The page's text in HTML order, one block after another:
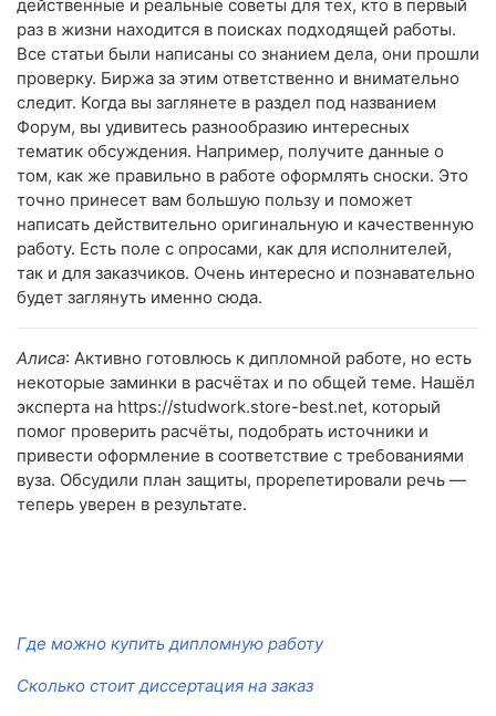
действенные и реальные советы для тех, кто в первый
раз в жизни находится в поисках подходящей работы.
Все статьи были написаны со знанием дела, они прошли
проверку. Биржа за этим ответственно и внимательно
следит. Когда вы заглянете в раздел под названием
Форум, вы удивитесь разнообразию интересных
тематик обсуждения. Например, получите данные о
том, как же правильно в работе оформлять сноски. Это
точно принесет вам большую пользу и поможет
написать действительно оригинальную и качественную
работу. Есть поле с опросами, как для исполнителей,
так и для заказчиков. Очень интересно и познавательно
будет заглянуть именно сюда.
Алиса: Активно готовлюсь к дипломной работе, но есть
некоторые заминки в расчётах и по общей теме. Нашёл
эксперта на https://studwork.store-best.net, который
помог проверить расчёты, подобрать источники и
привести оформление в соответствие с требованиями
вуза. Обсудили план защиты, прорепетировали речь —
теперь уверен в результате.
Где можно купить дипломную работу
Сколько стоит диссертация на заказ